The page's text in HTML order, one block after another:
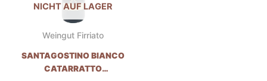
NICHT AUF LAGER
Weingut Firriato
SANTAGOSTINO BIANCO
CATARRATTO